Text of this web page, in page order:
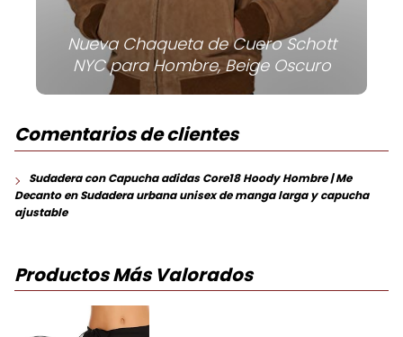
Nueva Chaqueta de Cuero Schott
NYC para Hombre, Beige Oscuro
Comentarios de clientes
Sudadera con Capucha adidas Core18 Hoody Hombre | Me
DecantoenSudadera urbana unisex de manga larga y capucha
ajustable
Productos Más Valorados